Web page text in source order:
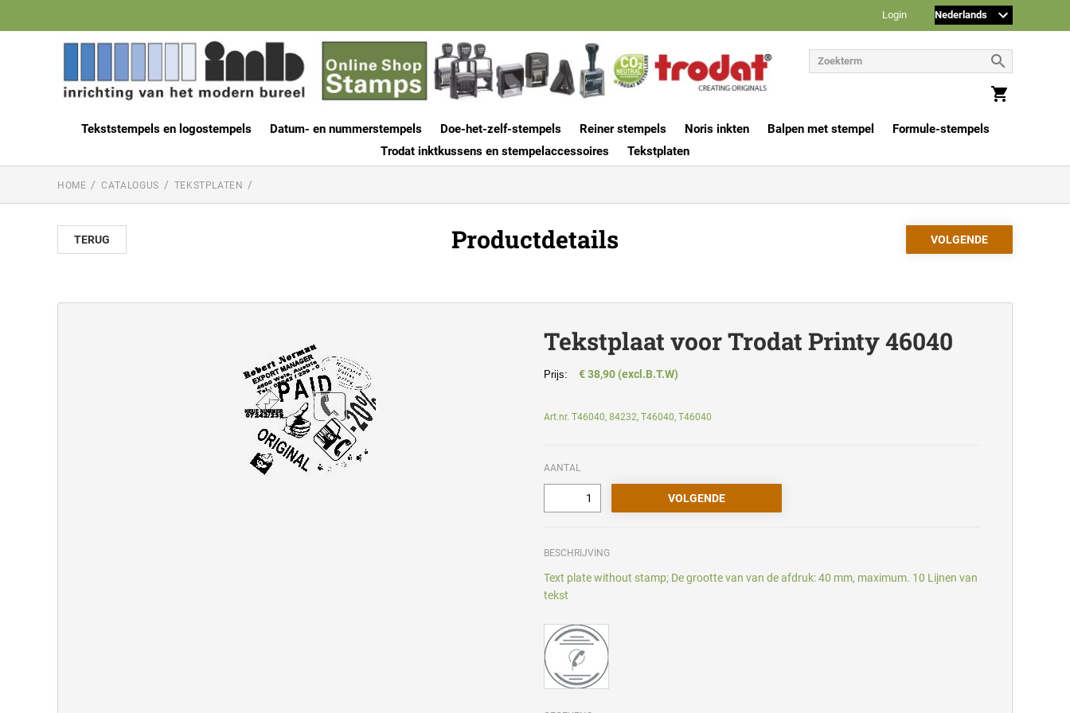
Login
Tekststempels en logostempels Datum- en nummerstempels Doe-het-zelf-stempels Reiner stempels Noris inkten Balpen met stempel
Formule-stempels
Trodat inktkussens en stempelaccessoires
Tekstplaten
HOME CATALOGUS TEKSTPLATEN
TERUG Productdetails
Tekstplaat voor Trodat Printy 46040
Prijs: € 38,90 (excl.B.T.W)
Art.nr. T46040, 84232, T46040, T46040
AANTAL
BESCHRIJVING
Text plate without stamp; De grootte van van de afdruk: 40 mm, maximum. 10 Lijnen van
tekst